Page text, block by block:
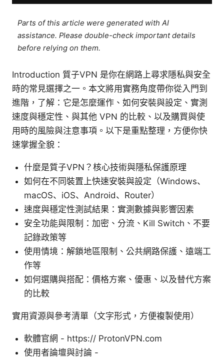
Parts of this article were generated with AI
assistance. Please double-check important details
before relying on them.
Introduction 質子VPN 是你在網路上尋求隱私與安全
時的常見選擇之一。本文將用實務角度帶你從入門到
進階，了解：它是怎麼運作、如何安裝與設定、實測
速度與穩定性、與其他 VPN 的比較、以及購買與使
用時的風險與注意事項。以下是重點整理，方便你快
速掌握全貌：
什麼是質子VPN？核心技術與隱私保護原理
如何在不同裝置上快速安裝與設定（Windows、
macOS、iOS、Android、Router）
速度與穩定性測試結果：實測數據與影響因素
安全功能與限制：加密、分流、Kill Switch、不要
記錄政策等
使用情境：解鎖地區限制、公共網路保護、遠端工
作等
如何選購與搭配：價格方案、優惠、以及替代方案
的比較
實用資源與參考清單（文字形式，方便複製使用）
軟體官網 - https:// ProtonVPN.com
使用者論壇與討論 -